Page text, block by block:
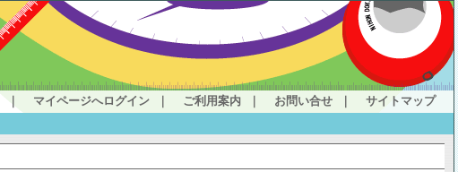
マイページへログイン ご利用案内 お問い合せ
サイトマップ